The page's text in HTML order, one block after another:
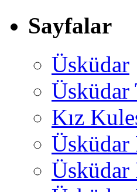
Sayfalar
Üsküdar
Üsküdar
Kız
Üsküdar
Üsküdar